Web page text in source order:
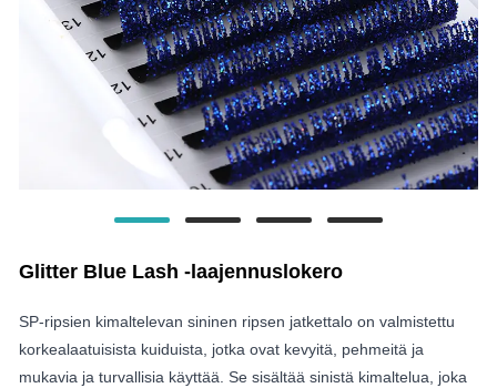
Glitter Blue Lash -laajennuslokero
SP-ripsien kimaltelevan sininen ripsen jatkettalo on valmistettu
korkealaatuisista kuiduista, jotka ovat kevyitä, pehmeitä ja
mukavia ja turvallisia käyttää. Se sisältää sinistä kimaltelua, joka